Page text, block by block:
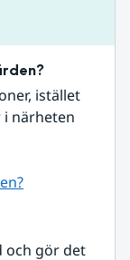
istället
närheten
och gör det